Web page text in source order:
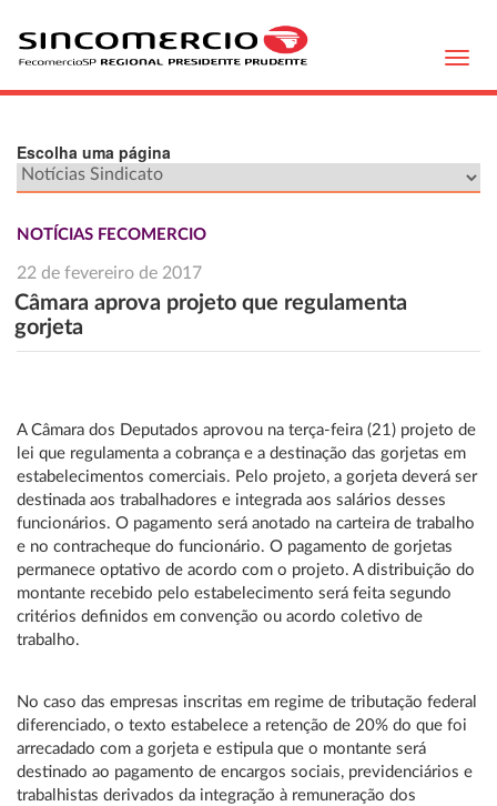
Escolha uma página
NOTÍCIAS FECOMERCIO
22 de fevereiro de 2017
Câmara aprova projeto que regulamenta
gorjeta
A Câmara dos Deputados aprovou na terça-feira (21) projeto de
lei que regulamenta a cobrança e a destinação das gorjetas em
estabelecimentos comerciais. Pelo projeto, a gorjeta deverá ser
destinada aos trabalhadores e integrada aos salários desses
funcionários. O pagamento será anotado na carteira de trabalho
e no contracheque do funcionário. O pagamento de gorjetas
permanece optativo de acordo com o projeto. A distribuição do
montante recebido pelo estabelecimento será feita segundo
critérios definidos em convenção ou acordo coletivo de
trabalho.
No caso das empresas inscritas em regime de tributação federal
diferenciado, o texto estabelece a retenção de 20% do que foi
arrecadado com a gorjeta e estipula que o montante será
destinado ao pagamento de encargos sociais, previdenciários e
trabalhistas derivados da integração à remuneração dos